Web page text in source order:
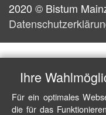
2020 © Bistum
Ihre
Für ein optimales
die für das